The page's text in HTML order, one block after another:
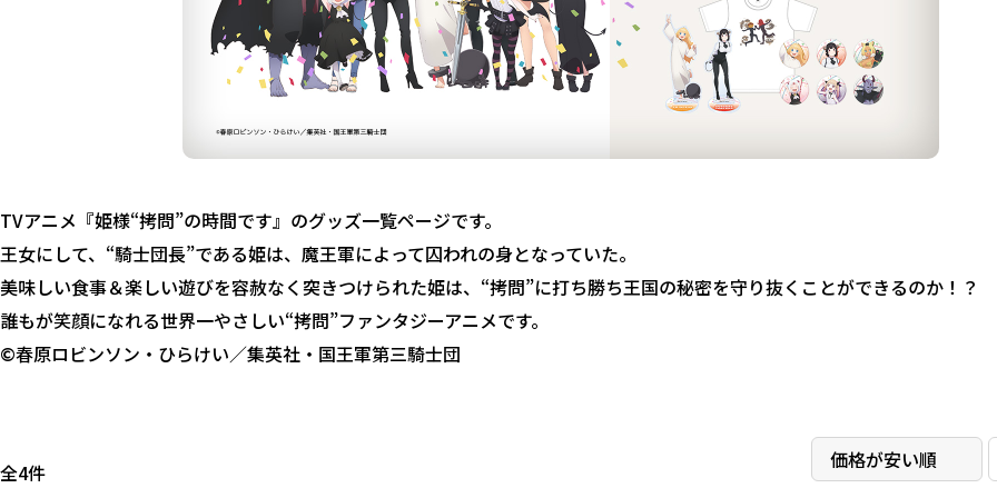
TVアニメ『姫様“拷問”の時間です』のグッズ一覧ページです。
王女にして、“騎士団長”である姫は、魔王軍によって囚われの身となっていた。
美味しい食事＆楽しい遊びを容赦なく突きつけられた姫は、“拷問”に打ち勝ち王国の秘密を守り抜くことができるのか！？
誰もが笑顔になれる世界一やさしい“拷問”ファンタジーアニメです。
©春原ロビンソン・ひらけい／集英社・国王軍第三騎士団
全4件